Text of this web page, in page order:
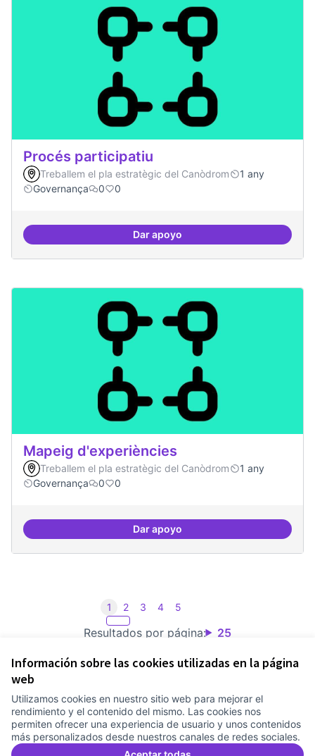
Información sobre las cookies utilizadas en la página
web
Utilizamos cookies en nuestro sitio web para mejorar el
rendimiento y el contenido del mismo. Las cookies nos
permiten ofrecer una experiencia de usuario y unos contenidos
más personalizados desde nuestros canales de redes sociales.
Procés participatiu
Treballem el pla estratègic del Canòdrom
1 any
Governança
0 0
Dar apoyoProcés participatiu
Mapeig d'experiències
Treballem el pla estratègic del Canòdrom
1 any
Governança
0 0
Dar apoyoMapeig d'experiències
Resultados por página: 25
1 2 3 4 5
Términos y condiciones de uso
Configuración de cookies
Comunitat Canòdrom en Facebook
(Link extern)
Comunitat Canòdrom en Instagram
(Link extern)
Comunitat Canòdrom en YouTube
(Link extern)
Castellano
Triar la llenguaElegir el idiomaChoose language